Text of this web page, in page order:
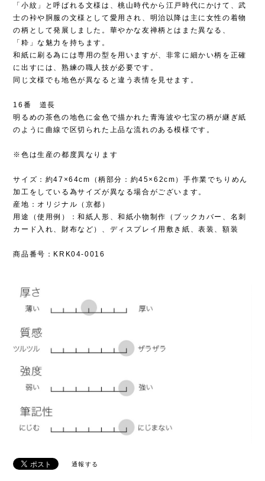
「小紋」と呼ばれる文様は、桃山時代から江戸時代にかけて、武
士の裃や胴服の文様として愛用され、明治以降は主に女性の着物
の柄として発展しました。華やかな友禅柄とはまた異なる、
「粋」な魅力を持ちます。
和紙に刷る為には専用の型を用いますが、非常に細かい柄を正確
に出すには、熟練の職人技が必要です。
同じ文様でも地色が異なると違う表情を見せます。
16番 道長
明るめの茶色の地色に金色で描かれた青海波や七宝の柄が継ぎ紙
のように曲線で区切られた上品な流れのある模様です。
※色は生産の都度異なります
サイズ：約47×64cm（柄部分：約45×62cm）手作業でちりめん
加工をしている為サイズが異なる場合がございます。
産地：オリジナル（京都）
用途（使用例）：和紙人形、和紙小物制作（ブックカバー、名刺
カード入れ、財布など）、ディスプレイ用敷き紙、表装、額装
商品番号：KRK04-0016
通報する